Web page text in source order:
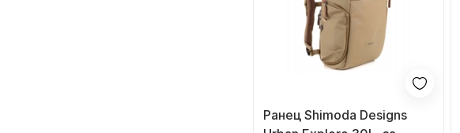
Ранец Shimoda Designs